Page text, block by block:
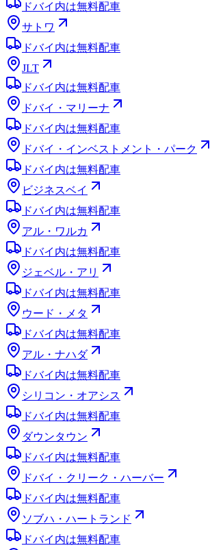
ドバイ内は無料配車
サトワ
ドバイ内は無料配車
JLT
ドバイ内は無料配車
ドバイ・マリーナ
ドバイ内は無料配車
ドバイ・インベストメント・パーク
ドバイ内は無料配車
ビジネスベイ
ドバイ内は無料配車
アル・ワルカ
ドバイ内は無料配車
ジェベル・アリ
ドバイ内は無料配車
ウード・メタ
ドバイ内は無料配車
アル・ナハダ
ドバイ内は無料配車
シリコン・オアシス
ドバイ内は無料配車
ダウンタウン
ドバイ内は無料配車
ドバイ・クリーク・ハーバー
ドバイ内は無料配車
ソブハ・ハートランド
ドバイ内は無料配車